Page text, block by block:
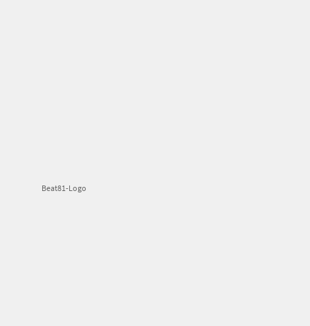
Beat81-Logo